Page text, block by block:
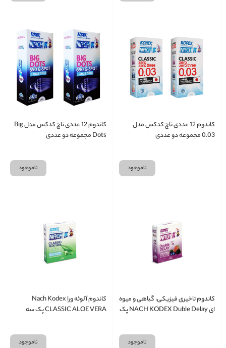
کاندوم 12 عددی ناچ کدکس مدل
0.03 مجموعه دو عددی
ناموجود
کاندوم 12 عددی ناچ کدکس مدل Big
Dots مجموعه دو عددی
ناموجود
کاندوم تاخیری فیزیکی، گیاهی و میوه
ای NACH KODEX Duble Delay پک
ناموجود
کاندوم آلوئه ورا Nach Kodex
CLASSIC ALOE VERA پک سه
ناموجود